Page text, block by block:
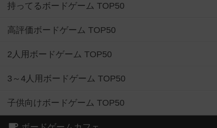
持ってるボードゲーム TOP50
高評価ボードゲーム TOP50
2人用ボードゲーム TOP50
3～4人用ボードゲーム TOP50
子供向けボードゲーム TOP50